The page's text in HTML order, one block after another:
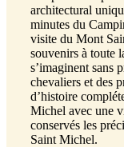
architectural
minutes du
visite du Mont
souvenirs à toute
s’imaginent sans
chevaliers et des
d’histoire
Michel avec une
conservés les
Saint Michel.